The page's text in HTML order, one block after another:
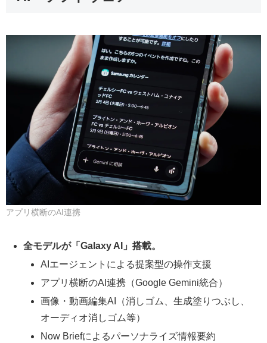
アプリ横断のAI連携
全モデルが「Galaxy AI」搭載。
AIエージェントによる提案型の操作支援
アプリ横断のAI連携（Google Gemini統合）
画像・動画編集AI（消しゴム、生成塗りつぶし、
オーディオ消しゴム等）
Now Briefによるパーソナライズ情報要約